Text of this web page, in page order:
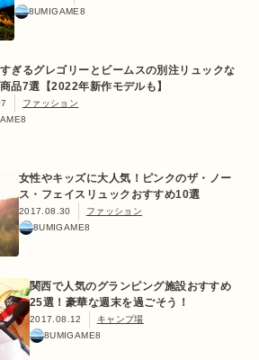
8UMIGAME8
ぎるグレゴリーとビームスの別注リュックな
品7選【2022年新作モデルも】
ファッション
女性やキッズに大人気！ピンクのザ・ノー
ス・フェイスリュックおすすめ10選
2017.08.30
ファッション
8UMIGAME8
関西で人気のグランピング施設おすすめ
25選！豪華な週末を過ごそう！
2017.08.12
キャンプ場
8UMIGAME8